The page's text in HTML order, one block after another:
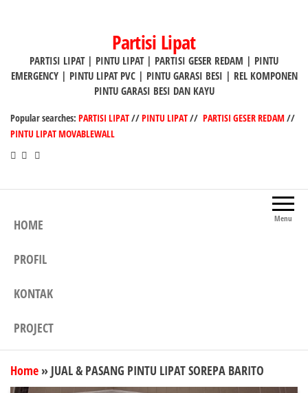
Partisi Lipat
PARTISI LIPAT | PINTU LIPAT | PARTISI GESER REDAM | PINTU
EMERGENCY | PINTU LIPAT PVC | PINTU GARASI BESI | REL KOMPONEN
PINTU GARASI BESI DAN KAYU
Popular searches: PARTISI LIPAT//PINTU LIPAT// PARTISI GESER REDAM//
PINTU LIPAT MOVABLEWALL
Menu
HOME
PROFIL
KONTAK
PROJECT
Home » JUAL & PASANG PINTU LIPAT SOREPA BARITO